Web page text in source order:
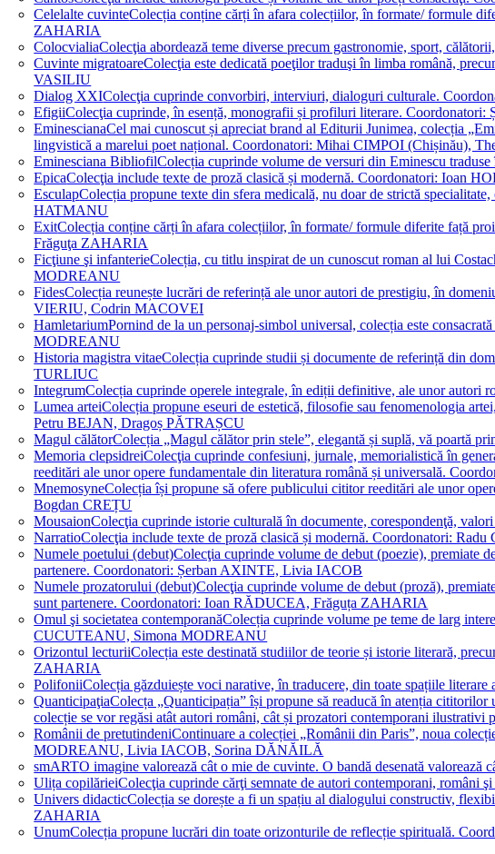
Celelalte cuvinteColecția conține cărți în afara colecțiilor, în formate/ formule
ZAHARIA
ColocvialiaColecţia abordează teme diverse precum gastronomie, sport,
Cuvinte migratoareColecţia este dedicată poeţilor traduşi în limba română,
VASILIU
Dialog XXIColecţia cuprinde convorbiri, interviuri, dialoguri culturale.
EfigiiColecţia cuprinde, în esență, monografii și profiluri literare.
EminescianaCel mai cunoscut și apreciat brand al Editurii Junimea, colecția
lingvistică a marelui poet național. Coordonatori: Mihai CIMPOI
Eminesciana BibliofilColecția cuprinde volume de versuri din Eminescu
EpicaColecţia include texte de proză clasică și modernă. Coordonatori: Ioan
EsculapColecția propune texte din sfera medicală, nu doar de strictă
HATMANU
ExitColecția conține cărți în afara colecțiilor, în formate/ formule diferite față
Frăguţa ZAHARIA
Ficţiune şi infanterieColecția, cu titlu inspirat de un cunoscut roman al lui
MODREANU
FidesColecția reunește lucrări de referință ale unor autori de prestigiu, în
VIERIU, Codrin MACOVEI
HamletariumPornind de la un personaj-simbol universal, colecția este
MODREANU
Historia magistra vitaeColecția cuprinde studii și documente de referință din
TURLIUC
IntegrumColecția cuprinde operele integrale, în ediții definitive, ale unor
Lumea arteiColecția propune eseuri de estetică, filosofie sau fenomenologia
Petru BEJAN, Dragoș PĂTRAȘCU
Magul călătorColecția „Magul călător prin stele”, elegantă și suplă, vă poartă
Memoria clepsidreiColecţia cuprinde confesiuni, jurnale, memorialistică în
reeditări ale unor opere fundamentale din literatura română și universală.
MnemosyneColecția își propune să ofere publicului cititor reeditări ale unor
Bogdan CREȚU
MousaionColecţia cuprinde istorie culturală în documente, corespondenţă,
NarratioColecţia include texte de proză clasică și modernă. Coordonatori:
Numele poetului (debut)Colecţia cuprinde volume de debut (poezie), premiate
partenere. Coordonatori: Șerban AXINTE, Livia IACOB
Numele prozatorului (debut)Colecţia cuprinde volume de debut (proză),
sunt partenere. Coordonatori: Ioan RĂDUCEA, Frăguța ZAHARIA
Omul şi societatea contemporanăColecția cuprinde volume pe teme de larg
CUCUTEANU, Simona MODREANU
Orizontul lecturiiColecția este destinată studiilor de teorie și istorie literară,
ZAHARIA
PolifoniiColecția găzduiește voci narative, în traducere, din toate spațiile
QuanticipaţiaColecța „Quanticipația” își propune să readucă în atenția
colecție se vor regăsi atât autori români, cât și prozatori contemporani
Românii de pretutindeniContinuare a colecției „Românii din Paris”, noua
MODREANU, Livia IACOB, Sorina DĂNĂILĂ
smARTO imagine valorează cât o mie de cuvinte. O bandă desenată
Ulița copilărieiColecţia cuprinde cărţi semnate de autori contemporani,
Univers didacticColecția se dorește a fi un spațiu al dialogului constructiv,
ZAHARIA
UnumColecția propune lucrări din toate orizonturile de reflecție spirituală.